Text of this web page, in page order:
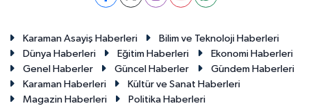
Karaman Asayiş Haberleri
Bilim ve Teknoloji Haberleri
Dünya Haberleri
Eğitim Haberleri
Ekonomi Haberleri
Genel Haberler
Güncel Haberler
Gündem Haberleri
Karaman Haberleri
Kültür ve Sanat Haberleri
Magazin Haberleri
Politika Haberleri